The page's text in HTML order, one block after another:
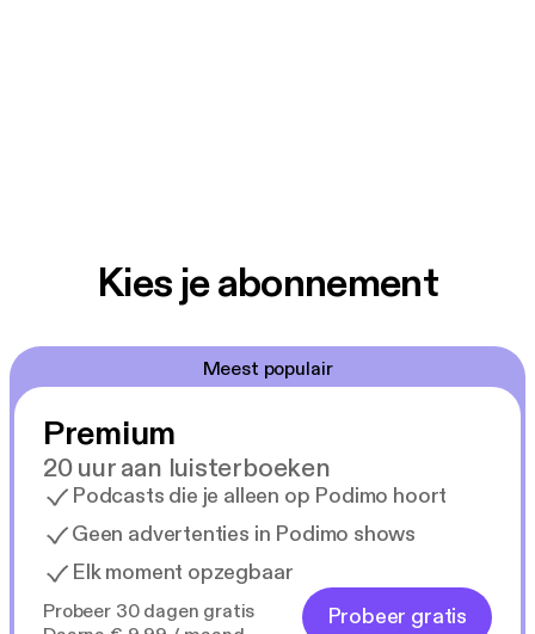
Kies je abonnement
Meest populair
Premium
20 uur aan luisterboeken
Podcasts die je alleen op Podimo hoort
Geen advertenties in Podimo shows
Elk moment opzegbaar
Probeer 30 dagen gratis
Probeer gratis